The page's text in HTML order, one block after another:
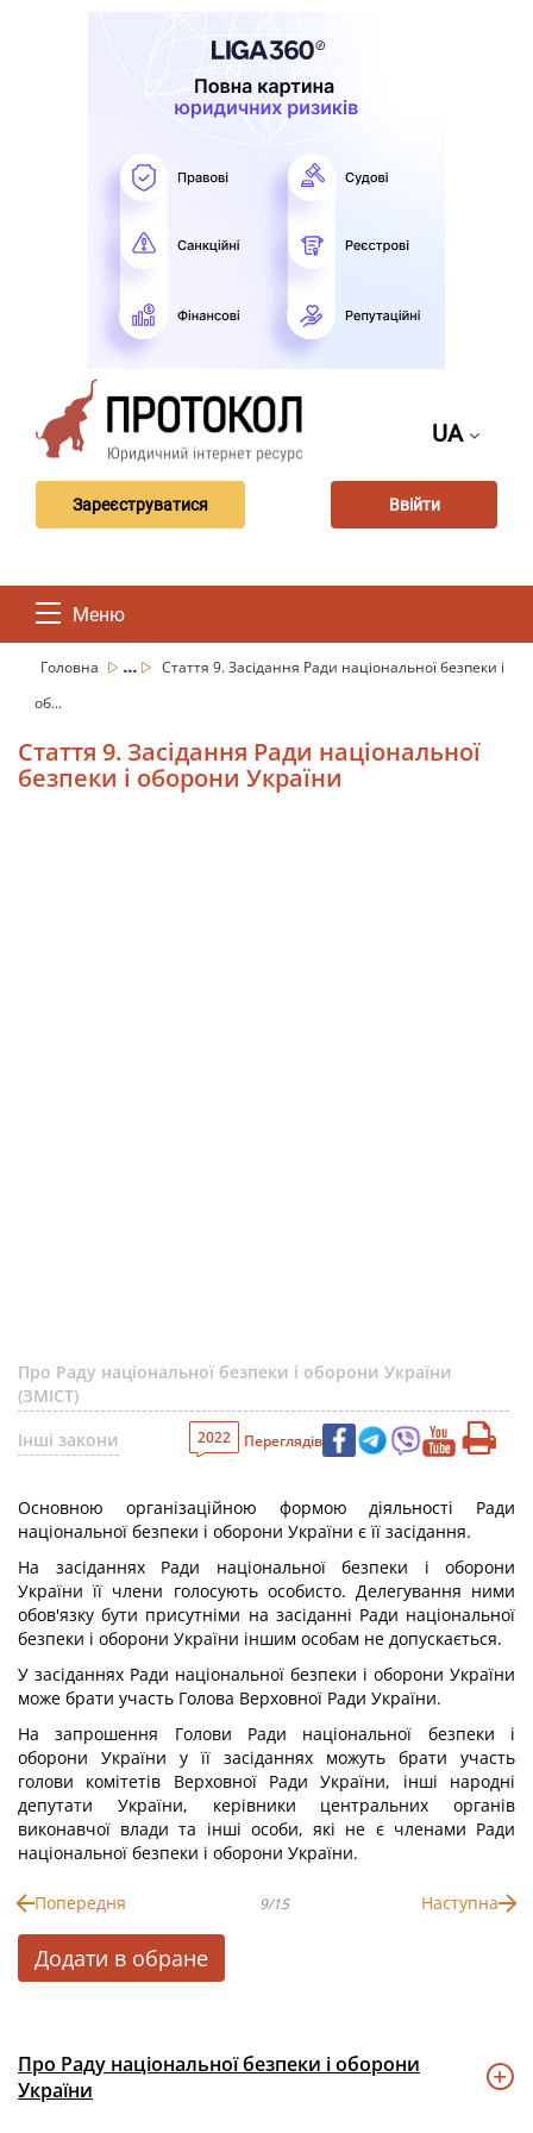
UA
Зареєструватися Ввійти
Меню
Головна ...
Стаття 9. Засідання Ради національної безпеки і
об...
Стаття 9. Засідання Ради національної
безпеки і оборони України
Про Раду національної безпеки і оборони України
(ЗМІСТ)
Інші закони
2022 Переглядів
Основною організаційною формою діяльності Ради
національної безпеки і оборони України є її засідання.
На засіданнях Ради національної безпеки і оборони
України її члени голосують особисто. Делегування ними
обов'язку бути присутніми на засіданні Ради національної
безпеки і оборони України іншим особам не допускається.
У засіданнях Ради національної безпеки і оборони України
може брати участь Голова Верховної Ради України.
На запрошення Голови Ради національної безпеки і
оборони України у її засіданнях можуть брати участь
голови комітетів Верховної Ради України, інші народні
депутати України, керівники центральних органів
виконавчої влади та інші особи, які не є членами Ради
національної безпеки і оборони України.
Попередня 9/15 Наступна
Додати в обране
Про Раду національної безпеки і оборони
України